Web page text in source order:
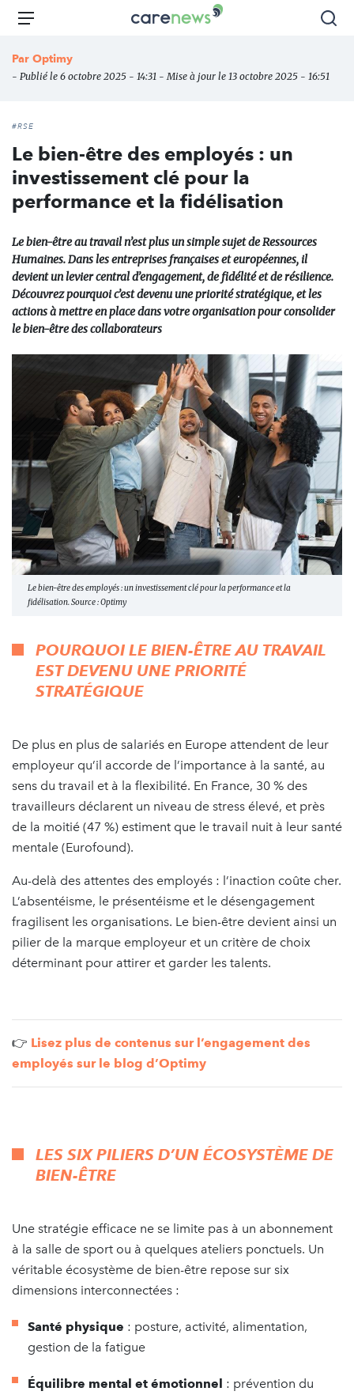
Aller
principal
Carenews,
des
Menu
Par Optimy
- Publié le 6 octobre 2025 - 14:31 - Mise à jour le 13 octobre 2025 - 16:51
#RSE
Le bien-être des employés : un
investissement clé pour la
performance et la fidélisation
Le bien-être au travail n’est plus un simple sujet de Ressources
Humaines. Dans les entreprises françaises et européennes, il
devient un levier central d’engagement, de fidélité et de résilience.
Découvrez pourquoi c’est devenu une priorité stratégique, et les
actions à mettre en place dans votre organisation pour consolider
le bien-être des collaborateurs
Le bien-être des employés : un investissement clé pour la performance et la
fidélisation. Source : Optimy
POURQUOI LE BIEN-ÊTRE AU TRAVAIL
EST DEVENU UNE PRIORITÉ
STRATÉGIQUE
De plus en plus de salariés en Europe attendent de leur
employeur qu’il accorde de l’importance à la santé, au
sens du travail et à la flexibilité. En France, 30 % des
travailleurs déclarent un niveau de stress élevé, et près
de la moitié (47 %) estiment que le travail nuit à leur santé
mentale (Eurofound).
Au-delà des attentes des employés : l’inaction coûte cher.
L’absentéisme, le présentéisme et le désengagement
fragilisent les organisations. Le bien-être devient ainsi un
pilier de la marque employeur et un critère de choix
déterminant pour attirer et garder les talents.
👉 Lisez plus de contenus sur l’engagement des
employés sur le blog d’Optimy
LES SIX PILIERS D’UN ÉCOSYSTÈME DE
BIEN-ÊTRE
Une stratégie efficace ne se limite pas à un abonnement
à la salle de sport ou à quelques ateliers ponctuels. Un
véritable écosystème de bien-être repose sur six
dimensions interconnectées :
Santé physique : posture, activité, alimentation,
gestion de la fatigue
Équilibre mental et émotionnel : prévention du